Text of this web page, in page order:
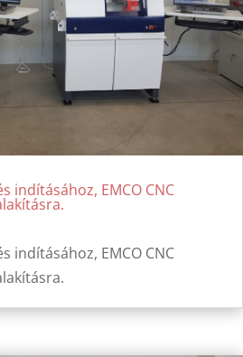
indításához, EMCO CNC
indításához, EMCO CNC